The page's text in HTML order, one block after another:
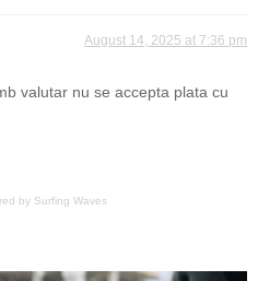
August 14, 2025 at 7:36 pm
valutar nu se accepta plata cu
by Surfing Waves